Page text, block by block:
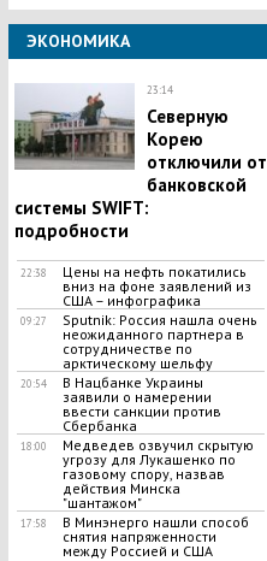
ЭКОНОМИКА
23:14
Северную
Корею
отключили от
банковской
системы SWIFT:
подробности
22:38
Цены на нефть покатились
вниз на фоне заявлений из
США – инфографика
09:27
Sputnik: Россия нашла очень
неожиданного партнера в
сотрудничестве по
арктическому шельфу
20:54
В Нацбанке Украины
заявили о намерении
ввести санкции против
Сбербанка
18:00
Медведев озвучил скрытую
угрозу для Лукашенко по
газовому спору, назвав
действия Минска
"шантажом"
17:58
В Минэнерго нашли способ
снятия напряженности
между Россией и США